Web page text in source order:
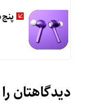
پنج
دیدگاهتان